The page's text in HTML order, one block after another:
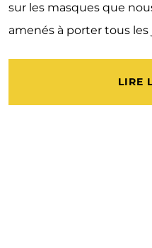
sur les masques que
amenés à porter tous les
LIRE